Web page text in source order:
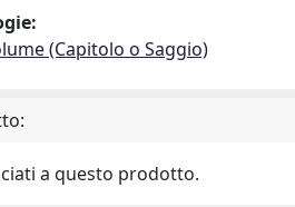
(Capitolo o Saggio)
a questo prodotto.